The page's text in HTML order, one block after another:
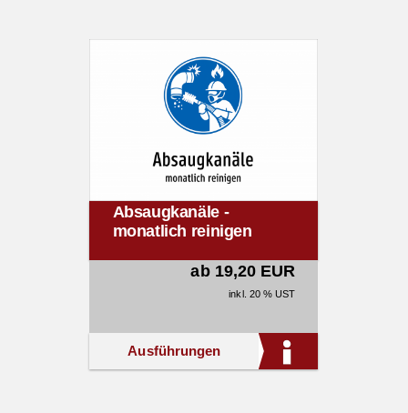
Absaugkanäle -
monatlich reinigen
ab 19,20 EUR
inkl. 20 % UST
Ausführungen